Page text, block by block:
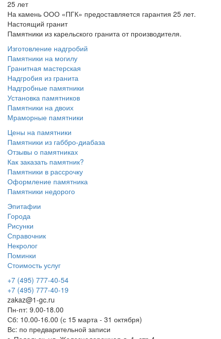
25 лет
На камень ООО «ПГК» предоставляется гарантия 25 лет.
Настоящий гранит
Памятники из карельского гранита от производителя.
Изготовление надгробий
Памятники на могилу
Гранитная мастерская
Надгробия из гранита
Надгробные памятники
Установка памятников
Памятники на двоих
Мраморные памятники
Цены на памятники
Памятники из габбро-диабаза
Отзывы о памятниках
Как заказать памятник?
Памятники в рассрочку
Оформление памятника
Памятники недорого
Эпитафии
Города
Рисунки
Справочник
Некролог
Поминки
Стоимость услуг
+7 (495) 777-40-54
+7 (495) 777-40-19
zakaz@1-gc.ru
Пн-пт: 9.00-18.00
Сб: 10.00-16.00 (с 15 марта - 31 октября)
Вс: по предварительной записи